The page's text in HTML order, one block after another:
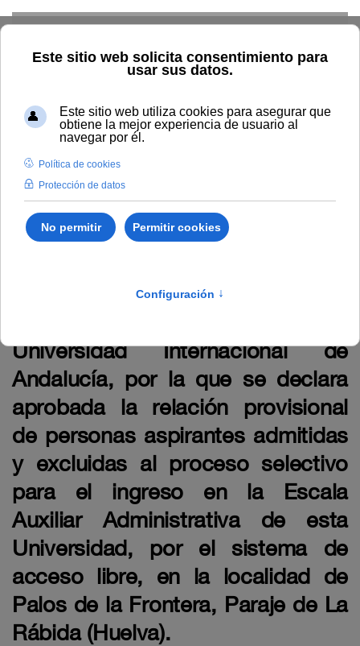
Home La UNIA TOUNIA Personal
Anuncio relativo a
la Resolución Rectoral 23/2026, de la Universidad Internacional
provisional de personas aspirantes admitidas y excluidas al
proceso selectivo para el ingreso en la Escala Auxiliar
Administrativa de esta Universidad, por el sistema de acceso
libre, en la localidad de Palos de la Frontera, Paraje de La Rábida
(Huelva).
Anuncio relativo a la Resolución
Universidad Internacional de
Andalucía, por la que se declara
aprobada la relación provisional
de personas aspirantes admitidas
y excluidas al proceso selectivo
para el ingreso en la Escala
Auxiliar Administrativa de esta
Universidad, por el sistema de
acceso libre, en la localidad de
Palos de la Frontera, Paraje de La
Rábida (Huelva).